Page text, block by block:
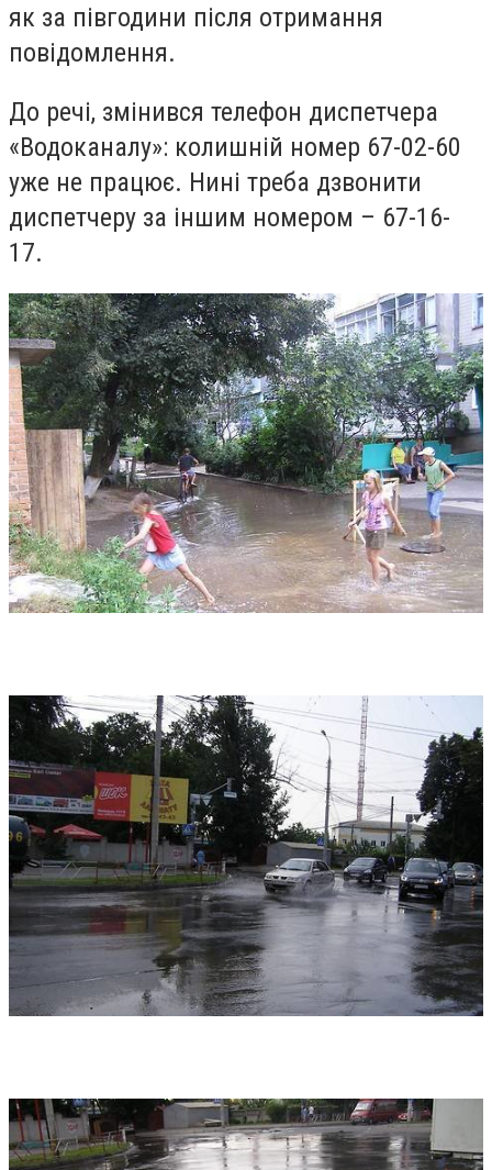
як за півгодини після отримання
повідомлення.
До речі, змінився телефон диспетчера
«Водоканалу»: колишній номер 67-02-60
уже не працює. Нині треба дзвонити
диспетчеру за іншим номером – 67-16-
17.